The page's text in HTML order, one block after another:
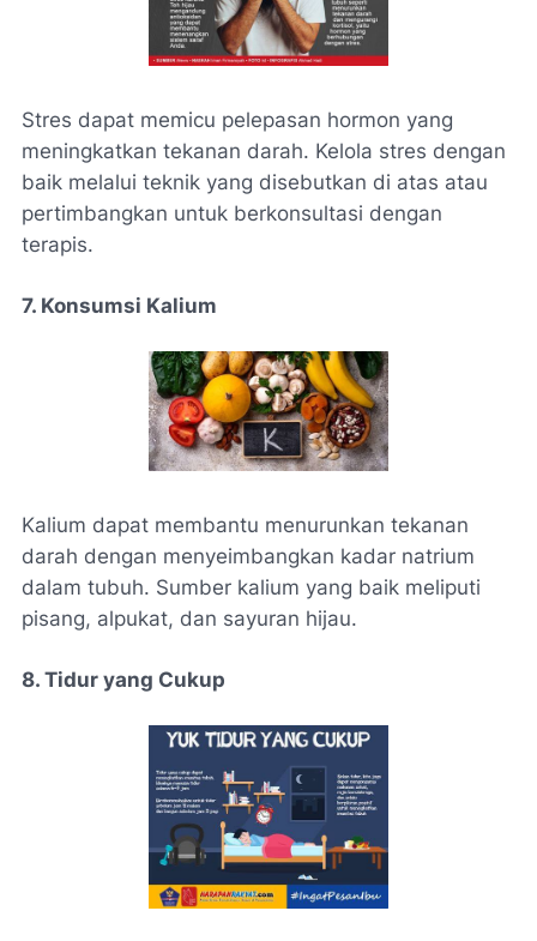
Stres dapat memicu pelepasan hormon yang
meningkatkan tekanan darah. Kelola stres dengan
baik melalui teknik yang disebutkan di atas atau
pertimbangkan untuk berkonsultasi dengan
terapis.
7. Konsumsi Kalium
Kalium dapat membantu menurunkan tekanan
darah dengan menyeimbangkan kadar natrium
dalam tubuh. Sumber kalium yang baik meliputi
pisang, alpukat, dan sayuran hijau.
8. Tidur yang Cukup